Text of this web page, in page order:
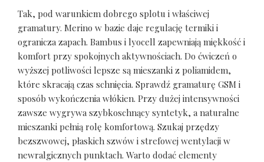
Tak, pod warunkiem dobrego splotu i właściwej
gramatury. Merino w bazie daje regulację termiki i
ogranicza zapach. Bambus i lyocell zapewniają miękkość i
komfort przy spokojnych aktywnościach. Do ćwiczeń o
wyższej potliwości lepsze są mieszanki z poliamidem,
które skracają czas schnięcia. Sprawdź gramaturę GSM i
sposób wykończenia włókien. Przy dużej intensywności
zawsze wygrywa szybkoschnący syntetyk, a naturalne
mieszanki pełnią rolę komfortową. Szukaj przędzy
bezszwowej, płaskich szwów i strefowej wentylacji w
newralgicznych punktach. Warto dodać elementy